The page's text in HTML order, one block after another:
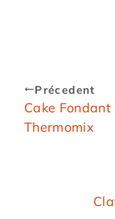
Précedent
Cake Fondant
Thermomix